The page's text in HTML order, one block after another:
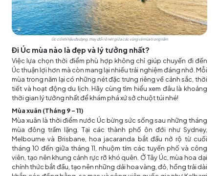
Úc có khí hậu đa dạng, thay đổi rõ nét giữa các vùng và mùa trong năm
Đi Úc mùa nào là đẹp và lý tưởng nhất?
Việc lựa chọn thời điểm phù hợp không chỉ giúp chuyến đi đến
Úc thuận lợi hơn mà còn mang lại nhiều trải nghiệm đáng nhớ. Mỗi
mùa trong năm lại có những nét đặc trưng riêng về cảnh sắc, thời
tiết và hoạt động du lịch. Hãy cùng tìm hiểu xem đâu là khoảng
thời gian lý tưởng nhất để khám phá xứ sở chuột túi nhé!
Mùa xuân (Tháng 9 - 11)
Mùa xuân là thời điểm nước Úc bừng sức sống sau những tháng
mùa đông trầm lặng. Tại các thành phố ôn đới như Sydney,
Melbourne và Brisbane, hoa jacaranda bắt đầu nở rộ từ cuối
tháng 10 đến giữa tháng 11, nhuộm tím các tuyến phố và công
viên, tạo nên khung cảnh rực rỡ khó quên. Ở Tây Úc, mùa hoa dại
chính thức bắt đầu, tạo nên những dải hoa vàng, đỏ, hồng trải dài